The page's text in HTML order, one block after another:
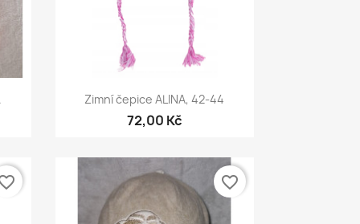
Rychlý náhled
Zimní čepice ALINA, 42-44
72,00 Kč
favorite_border